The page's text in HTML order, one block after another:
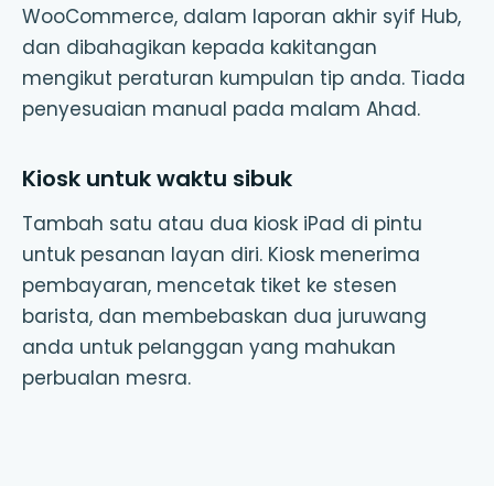
WooCommerce, dalam laporan akhir syif Hub,
dan dibahagikan kepada kakitangan
mengikut peraturan kumpulan tip anda. Tiada
penyesuaian manual pada malam Ahad.
Kiosk untuk waktu sibuk
Tambah satu atau dua kiosk iPad di pintu
untuk pesanan layan diri. Kiosk menerima
pembayaran, mencetak tiket ke stesen
barista, dan membebaskan dua juruwang
anda untuk pelanggan yang mahukan
perbualan mesra.